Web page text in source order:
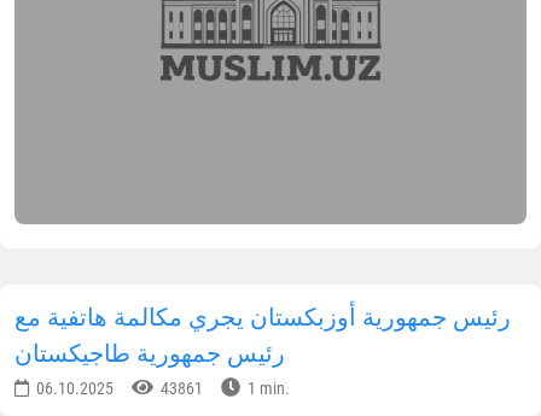
رئيس جمهورية أوزبكستان يجري مكالمة هاتفية مع
رئيس جمهورية طاجيكستان
06.10.2025 43861 1 min.